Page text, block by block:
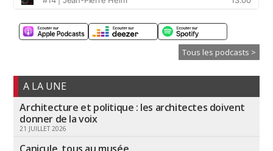
Tous les podcasts >
A LA UNE
Architecture et politique : les architectes doivent
donner de la voix
21 JUILLET 2026